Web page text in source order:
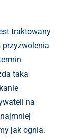
traktowany
przyzwolenia
taka
na
jak ognia.